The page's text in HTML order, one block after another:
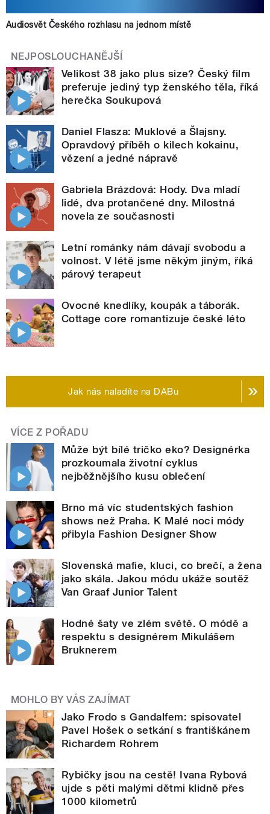
Audiosvět Českého rozhlasu na jednom místě
NEJPOSLOUCHANĚJŠÍ
Velikost 38 jako plus size? Český film
preferuje jediný typ ženského těla, říká
herečka Soukupová
Daniel Flasza: Muklové a Šlajsny.
Opravdový příběh o kilech kokainu,
vězení a jedné nápravě
Gabriela Brázdová: Hody. Dva mladí
lidé, dva protančené dny. Milostná
novela ze současnosti
Letní románky nám dávají svobodu a
volnost. V létě jsme někým jiným, říká
párový terapeut
Ovocné knedlíky, koupák a táborák.
Cottage core romantizuje české léto
Jak nás naladíte na DABu
VÍCE Z POŘADU
Může být bílé tričko eko? Designérka
prozkoumala životní cyklus
nejběžnějšího kusu oblečení
Brno má víc studentských fashion
shows než Praha. K Malé noci módy
přibyla Fashion Designer Show
Slovenská mafie, kluci, co brečí, a žena
jako skála. Jakou módu ukáže soutěž
Van Graaf Junior Talent
Hodné šaty ve zlém světě. O módě a
respektu s designérem Mikulášem
Bruknerem
MOHLO BY VÁS ZAJÍMAT
Jako Frodo s Gandalfem: spisovatel
Pavel Hošek o setkání s františkánem
Richardem Rohrem
Rybičky jsou na cestě! Ivana Rybová
ujde s pěti malými dětmi klidně přes
1000 kilometrů